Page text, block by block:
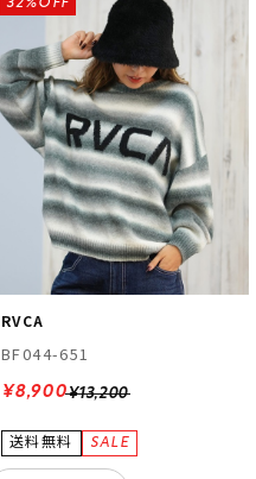
RVCA
BF044-651
¥13,200
32%OFF
¥8,900